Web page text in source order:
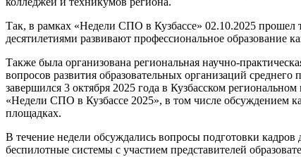
Так, в рамках «Недели СПО в Кузбассе» 02.10.2025
десятилетиями развивают профессиональное образование
Также была организована региональная научно-
вопросов развития образовательных организаций
завершился 3 октября 2025 года в Кузбасском
«Недели СПО в Кузбассе 2025», в том числе обсуждением
площадках.
В течение недели обсуждались вопросы подготовки
беспилотные системы с участием представителей